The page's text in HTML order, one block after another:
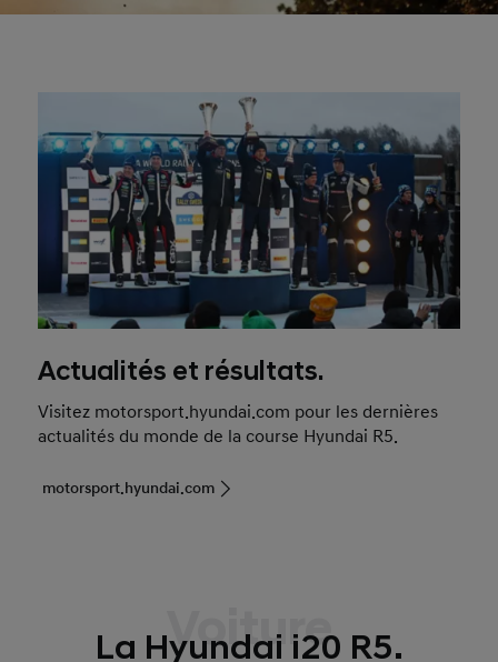
Actualités et résultats.
Visitez motorsport.hyundai.com pour les dernières
actualités du monde de la course Hyundai R5.
motorsport.hyundai.com
Voiture
La Hyundai i20 R5.